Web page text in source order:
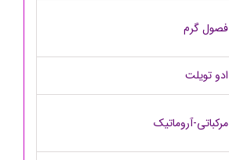
فصول گرم
ادو تویلت
مرکباتی-آروماتیک